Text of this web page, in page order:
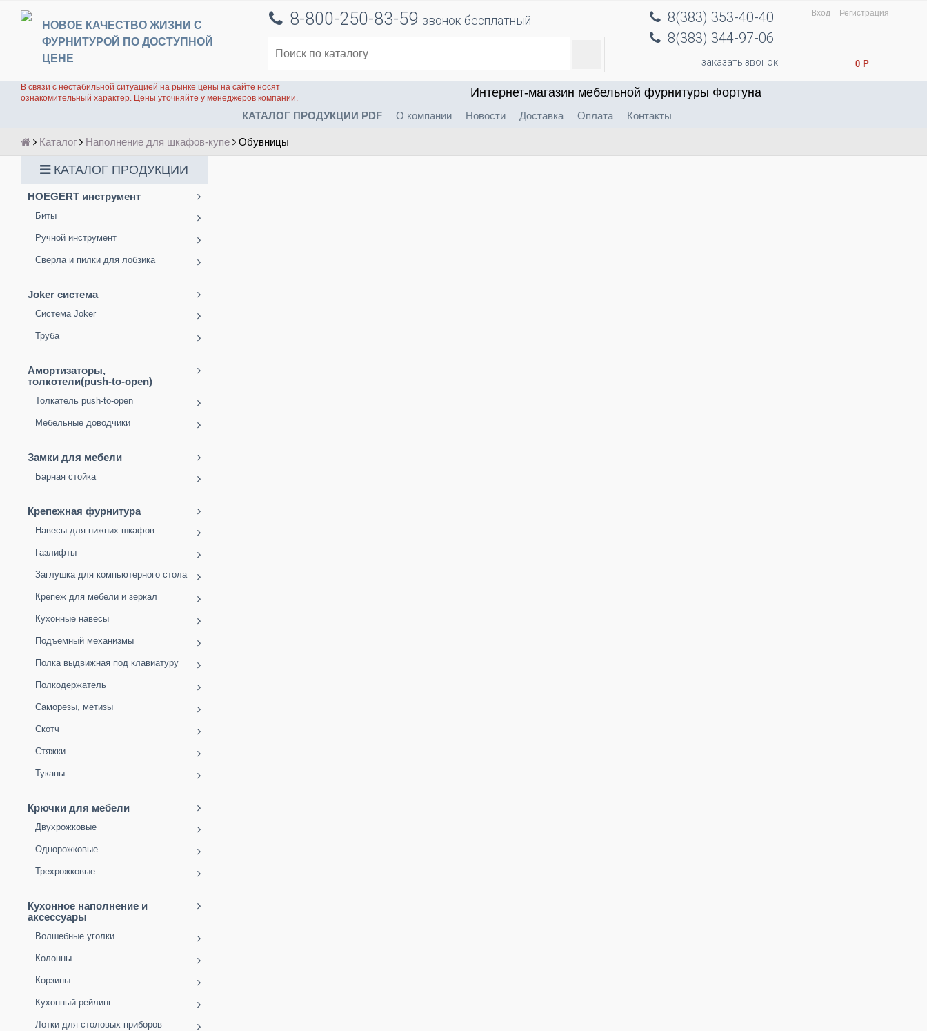
Вход Регистрация
НОВОЕ КАЧЕСТВО ЖИЗНИ С
ФУРНИТУРОЙ ПО ДОСТУПНОЙ
ЦЕНЕ
8-800-250-83-59 звонок бесплатный
8(383) 353-40-40
8(383) 344-97-06
заказать звонок 0 Р
В связи с нестабильной ситуацией на рынке цены на сайте носят
ознакомительный характер. Цены уточняйте у менеджеров компании.
Интернет-магазин мебельной фурнитуры Фортуна
КАТАЛОГ ПРОДУКЦИИ PDF О компании Новости Доставка Оплата Контакты
Каталог Наполнение для шкафов-купе Обувницы
КАТАЛОГ ПРОДУКЦИИ
HOEGERT инструмент
Биты
Ручной инструмент
Сверла и пилки для лобзика
Joker система
Система Joker
Труба
Амортизаторы,
толкотели(push-to-open)
Толкатель push-to-open
Мебельные доводчики
Замки для мебели
Барная стойка
Крепежная фурнитура
Навесы для нижних шкафов
Газлифты
Заглушка для компьютерного стола
Крепеж для мебели и зеркал
Кухонные навесы
Подъемный механизмы
Полка выдвижная под клавиатуру
Полкодержатель
Саморезы, метизы
Скотч
Стяжки
Туканы
Крючки для мебели
Двухрожковые
Однорожковые
Трехрожковые
Кухонное наполнение и
аксессуары
Волшебные уголки
Колонны
Корзины
Кухонный рейлинг
Лотки для столовых приборов